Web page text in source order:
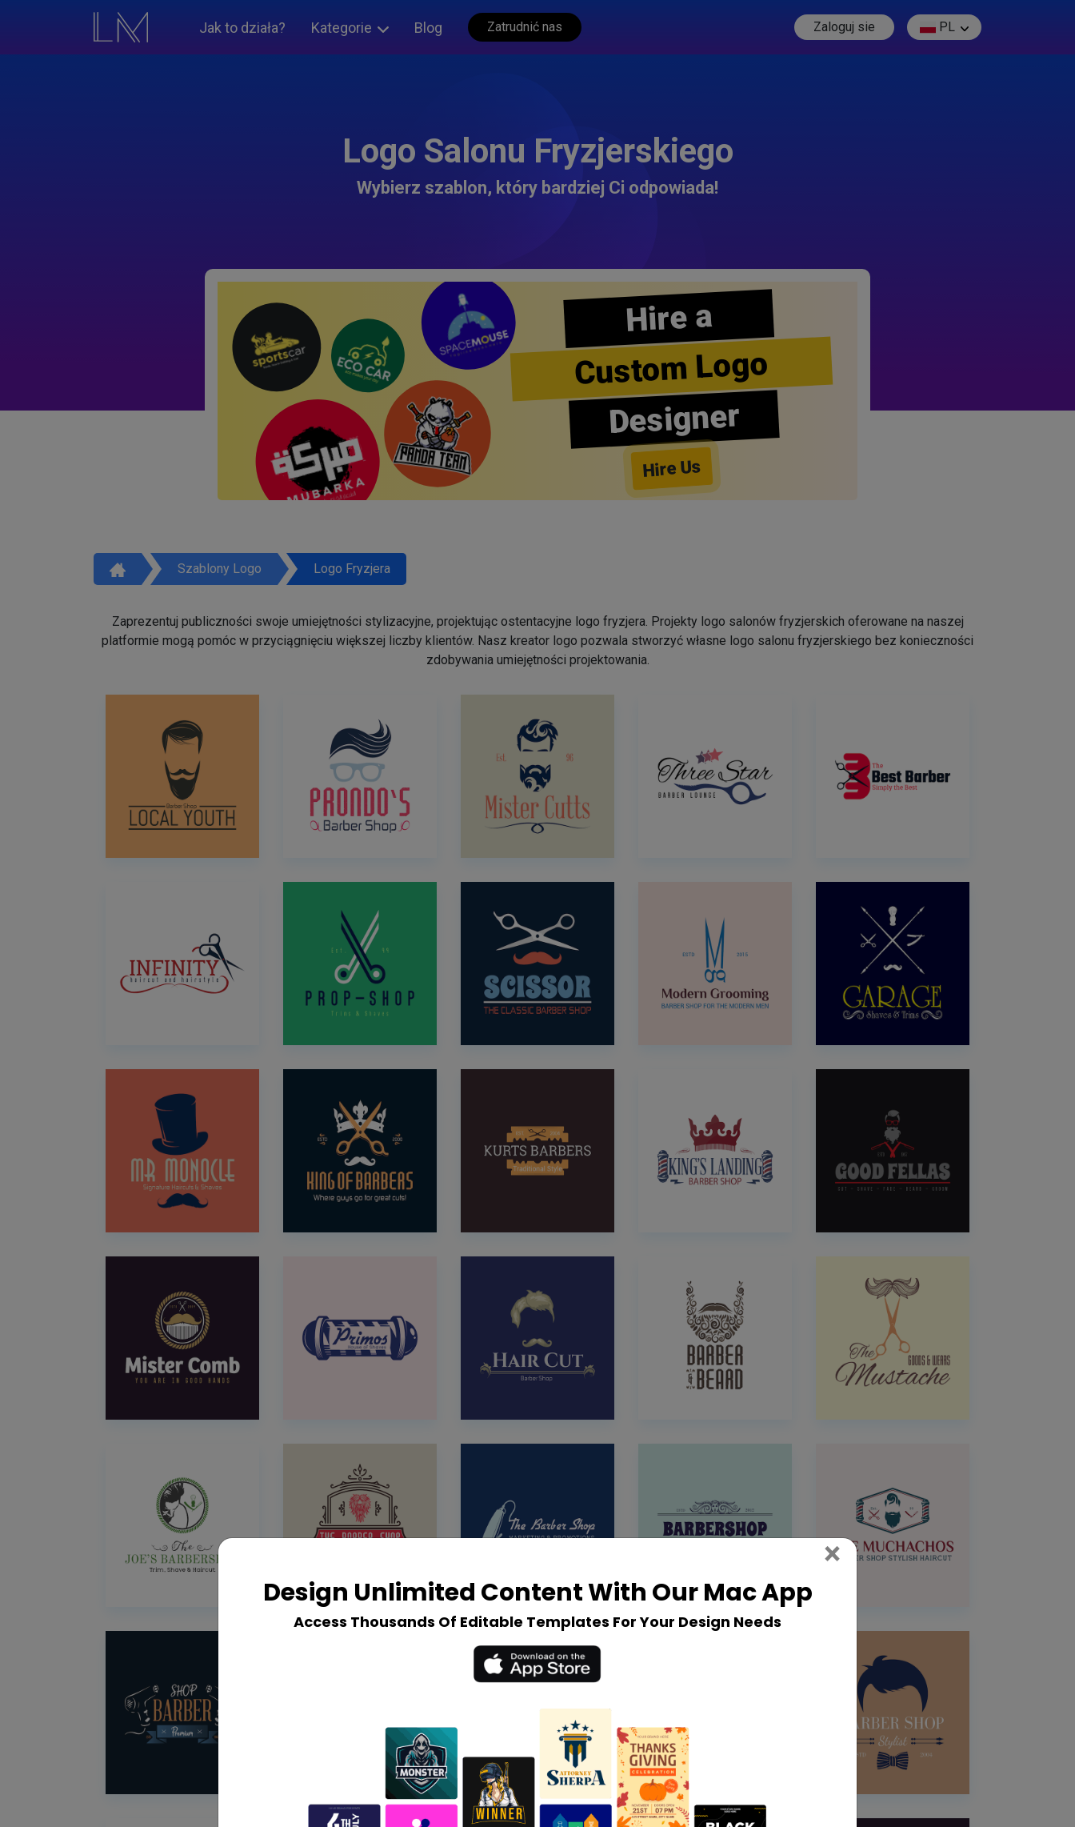
Jak to działa? Kategorie Blog Zatrudnić nas Zaloguj sie PL
Logo Salonu Fryzjerskiego
Wybierz szablon, który bardziej Ci odpowiada!
Hire a
Custom Logo
Designer
Hire Us
Szablony Logo Logo Fryzjera
Zaprezentuj publiczności swoje umiejętności stylizacyjne, projektując ostentacyjne logo fryzjera. Projekty logo salonów fryzjerskich oferowane na naszej
platformie mogą pomóc w przyciągnięciu większej liczby klientów. Nasz kreator logo pozwala stworzyć własne logo salonu fryzjerskiego bez konieczności
zdobywania umiejętności projektowania.
Design Unlimited Content With Our Mac App
Access Thousands Of Editable Templates For Your Design Needs
× Close